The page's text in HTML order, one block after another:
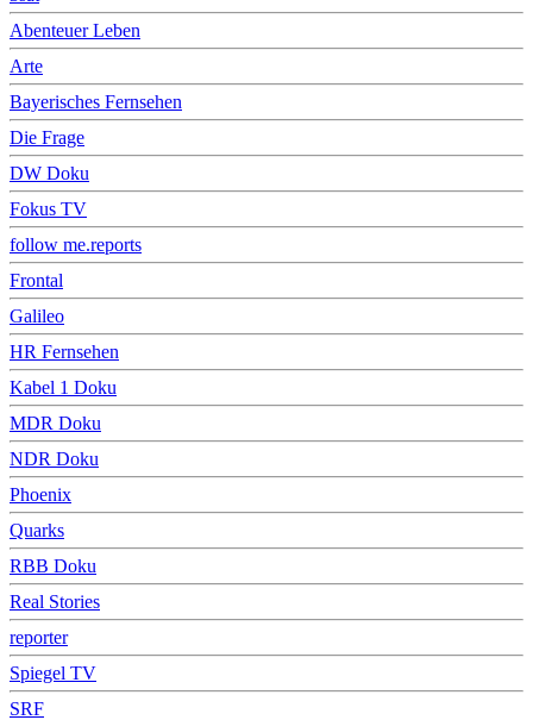
Abenteuer Leben
Arte
Bayerisches Fernsehen
Die Frage
DW Doku
Fokus TV
follow me.reports
Frontal
Galileo
HR Fernsehen
Kabel 1 Doku
MDR Doku
NDR Doku
Phoenix
Quarks
RBB Doku
Real Stories
reporter
Spiegel TV
SRF